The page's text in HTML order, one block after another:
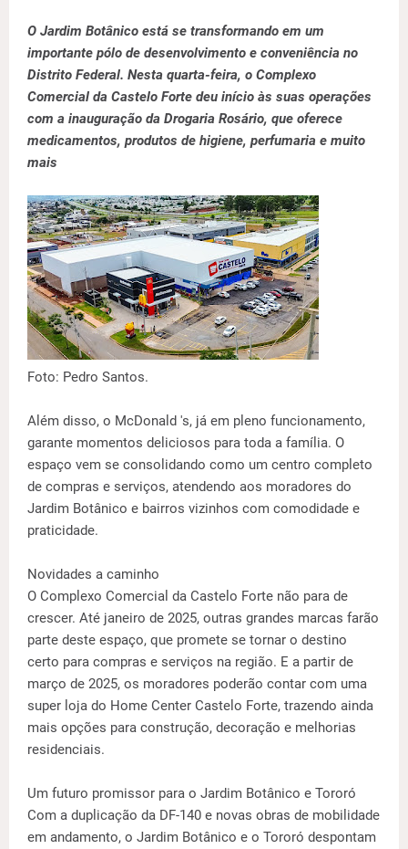
O Jardim Botânico está se transformando em um
importante pólo de desenvolvimento e conveniência no
Distrito Federal. Nesta quarta-feira, o Complexo
Comercial da Castelo Forte deu início às suas operações
com a inauguração da Drogaria Rosário, que oferece
medicamentos, produtos de higiene, perfumaria e muito
mais
Foto: Pedro Santos.
Além disso, o McDonald 's, já em pleno funcionamento,
garante momentos deliciosos para toda a família. O
espaço vem se consolidando como um centro completo
de compras e serviços, atendendo aos moradores do
Jardim Botânico e bairros vizinhos com comodidade e
praticidade.
Novidades a caminho
O Complexo Comercial da Castelo Forte não para de
crescer. Até janeiro de 2025, outras grandes marcas farão
parte deste espaço, que promete se tornar o destino
certo para compras e serviços na região. E a partir de
março de 2025, os moradores poderão contar com uma
super loja do Home Center Castelo Forte, trazendo ainda
mais opções para construção, decoração e melhorias
residenciais.
Um futuro promissor para o Jardim Botânico e Tororó
Com a duplicação da DF-140 e novas obras de mobilidade
em andamento, o Jardim Botânico e o Tororó despontam